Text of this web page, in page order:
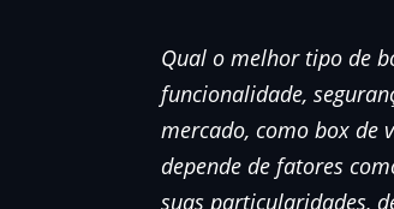
Qual o melhor tipo de
funcionalidade,
mercado, como box de
depende de fatores
suas particularidades,